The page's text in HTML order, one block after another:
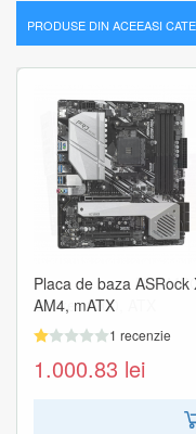
PRODUSE DIN ACEEASI
Placa de baza
AM4, mATX
1 recenzie
1.000.83 lei
Placa de baza MSI
Socket 1200, ATX
1 recenzie
1.659.58 lei